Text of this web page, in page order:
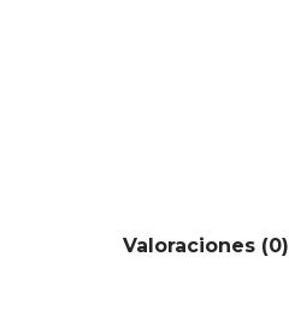
Valoraciones (0)